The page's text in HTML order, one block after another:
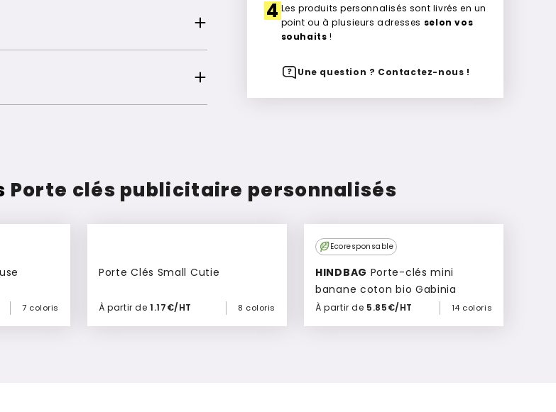
4 Les produits personnalisés sont livrés en un
point ou à plusieurs adresses selon vos
souhaits !
Une question ? Contactez-nous !
Porte clés publicitaire personnalisés
7 coloris
Porte Clés Small Cutie
À partir de1.17€/HT 8 coloris
Ajouter à mon devis
Ecoresponsable
HINDBAG
banane coton bio Gabinia
À partir de 5.85€/HT 14 coloris
Ajouter à mon devis